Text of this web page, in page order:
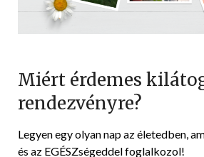
Miért érdemes
rendezvényre?
Legyen egy olyan nap az életedben,
és az EGÉSZségeddel foglalkozol!